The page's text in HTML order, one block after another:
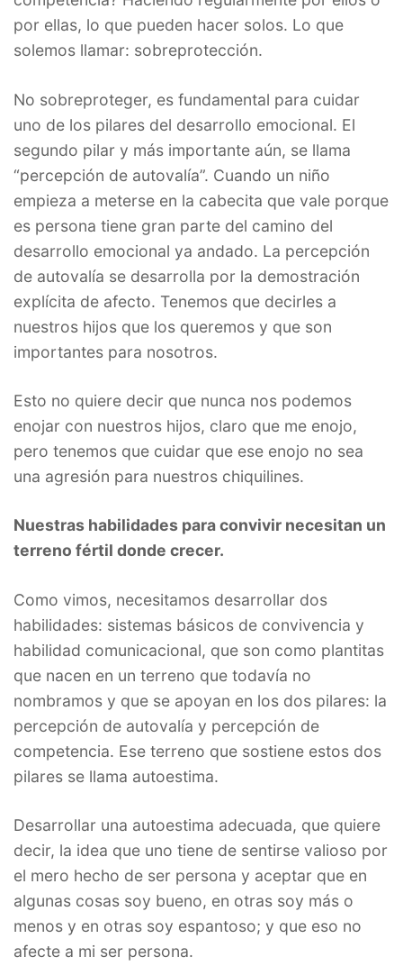
por ellas, lo que pueden hacer solos. Lo que
solemos llamar: sobreprotección.
No sobreproteger, es fundamental para cuidar
uno de los pilares del desarrollo emocional. El
segundo pilar y más importante aún, se llama
“percepción de autovalía”. Cuando un niño
empieza a meterse en la cabecita que vale porque
es persona tiene gran parte del camino del
desarrollo emocional ya andado. La percepción
de autovalía se desarrolla por la demostración
explícita de afecto. Tenemos que decirles a
nuestros hijos que los queremos y que son
importantes para nosotros.
Esto no quiere decir que nunca nos podemos
enojar con nuestros hijos, claro que me enojo,
pero tenemos que cuidar que ese enojo no sea
una agresión para nuestros chiquilines.
Nuestras habilidades para convivir necesitan un
terreno fértil donde crecer.
Como vimos, necesitamos desarrollar dos
habilidades: sistemas básicos de convivencia y
habilidad comunicacional, que son como plantitas
que nacen en un terreno que todavía no
nombramos y que se apoyan en los dos pilares: la
percepción de autovalía y percepción de
competencia. Ese terreno que sostiene estos dos
pilares se llama autoestima.
Desarrollar una autoestima adecuada, que quiere
decir, la idea que uno tiene de sentirse valioso por
el mero hecho de ser persona y aceptar que en
algunas cosas soy bueno, en otras soy más o
menos y en otras soy espantoso; y que eso no
afecte a mi ser persona.